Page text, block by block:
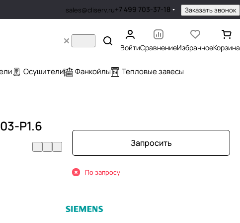
sales@cliserv.ru+7 499 703-37-18 Заказать звонок
ВойтиСравнениеИзбранноеКорзина
Осушители Фанкойлы Тепловые завесы
P1.6
Запросить
По запросу